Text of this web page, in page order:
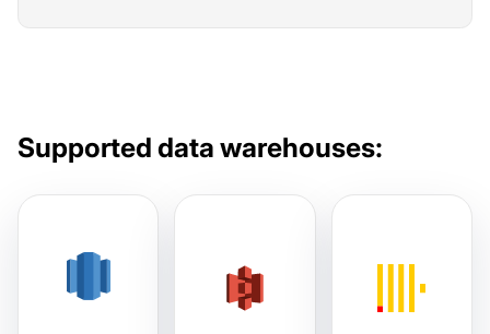
Supported data warehouses: